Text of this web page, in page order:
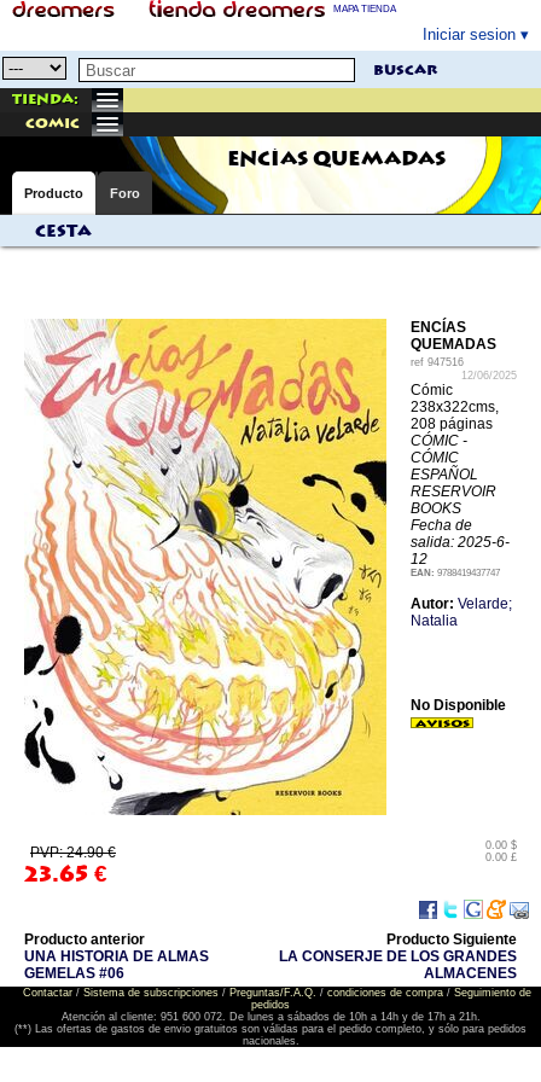
MAPA TIENDA
Iniciar sesion
buscar
Tienda:
comic
ENCÍAS QUEMADAS
Producto Foro
Cesta
ENCÍAS
QUEMADAS
ref 947516
12/06/2025
Cómic
238x322cms,
208 páginas
CÓMIC -
CÓMIC
ESPAÑOL
RESERVOIR
BOOKS
Fecha de
salida: 2025-6-
12
EAN: 9788419437747
Autor: Velarde;
Natalia
PVP: 24.90 €
23.65 €
0.00 $
0.00 £
No Disponible
Producto anterior
UNA HISTORIA DE ALMAS
GEMELAS #06
Producto Siguiente
LA CONSERJE DE LOS GRANDES
ALMACENES
Contactar/ Sistema de subscripciones/ Preguntas/F.A.Q. / condiciones de compra/ Seguimiento de
pedidos
Atención al cliente: 951 600 072. De lunes a sábados de 10h a 14h y de 17h a 21h.
(**) Las ofertas de gastos de envio gratuitos son válidas para el pedido completo, y sólo para pedidos
nacionales.